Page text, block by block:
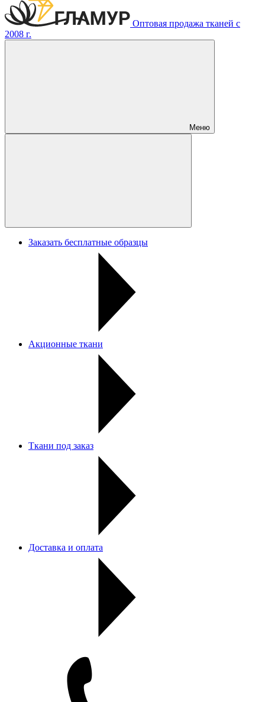
Оптовая продажа тканей с
2008 г.
Меню
Заказать бесплатные образцы
Акционные ткани
Ткани под заказ
Доставка и оплата